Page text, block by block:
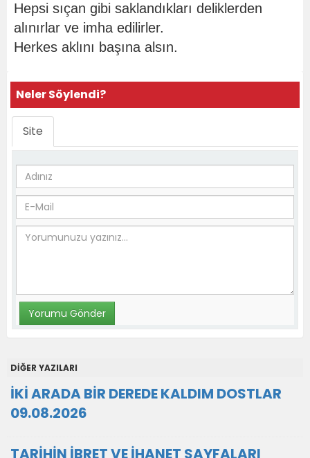
Hepsi sıçan gibi saklandıkları deliklerden
alınırlar ve imha edilirler.
Herkes aklını başına alsın.
Neler Söylendi?
Site
DİĞER YAZILARI
İKİ ARADA BİR DEREDE KALDIM DOSTLAR
09.08.2026
TARİHİN İBRET VE İHANET SAYFALARI